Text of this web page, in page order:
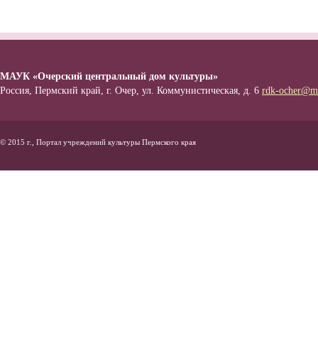
МАУК «Очерский центральный дом культуры»
Россия, Пермский край, г. Очер, ул. Коммунистическая, д. 6 rdk-
© 2015 г., Портал учреждений культуры Пермского края